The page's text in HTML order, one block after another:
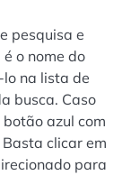
pesquisa e
o nome do
na lista de
busca. Caso
azul com
clicar em
para